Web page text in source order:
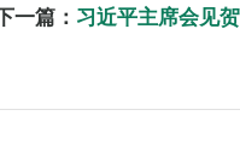
一篇： 习近平主席会见